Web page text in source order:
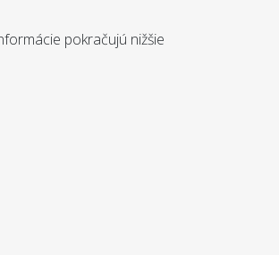
pokračujú nižšie